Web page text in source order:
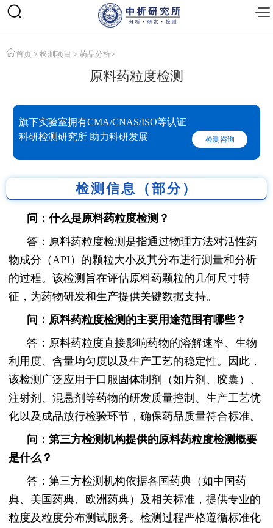
首页 > 检测项目 > 药品分析>
原料药粒度检测
旗下实验室拥有CMA/CNAS/ISO等认证
科研检测研究所 助力科研发展
检测咨询
检测信息（部分）
问：什么是原料药粒度检测？
答：原料药粒度检测是指通过物理方法对活性药
物成分（API）的颗粒大小及其分布进行测量和分析
的过程。该检测旨在评估原料药颗粒的几何尺寸特
征，为药物研发和生产提供关键数据支持。
问：原料药粒度检测的主要用途范围有哪些？
答：原料药粒度直接影响药物的溶解速率、生物
利用度、含量均匀度以及生产工艺的稳定性。因此，
该检测广泛应用于口服固体制剂（如片剂、胶囊）、
注射剂、混悬剂等药物的研发质量控制、生产工艺优
化以及成品放行检验环节，确保药品质量符合标准。
问：第三方检测机构提供的原料药粒度检测概要
是什么？
答：第三方检测机构依据各国药典（如中国药
典、美国药典、欧洲药典）及相关标准，提供专业的
粒度及粒度分布测试服务。检测过程严格遵循标准化